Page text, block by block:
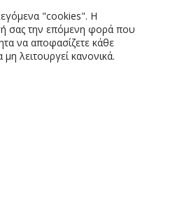
"cookies". Η
σας την επόμενη φορά που
να αποφασίζετε κάθε
λειτουργεί κανονικά.